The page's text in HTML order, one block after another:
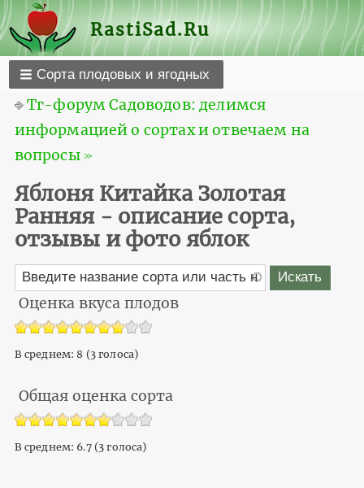
RastiSad.Ru
Сорта плодовых и ягодных
⎆Тг-форум Садоводов: делимся
информацией о сортах и отвечаем на
вопросы ≫
Яблоня Китайка Золотая
Ранняя - описание сорта,
отзывы и фото яблок
Оценка вкуса плодов
В среднем:8 (3голоса)
Общая оценка сорта
В среднем: 6.7 (3 голоса)